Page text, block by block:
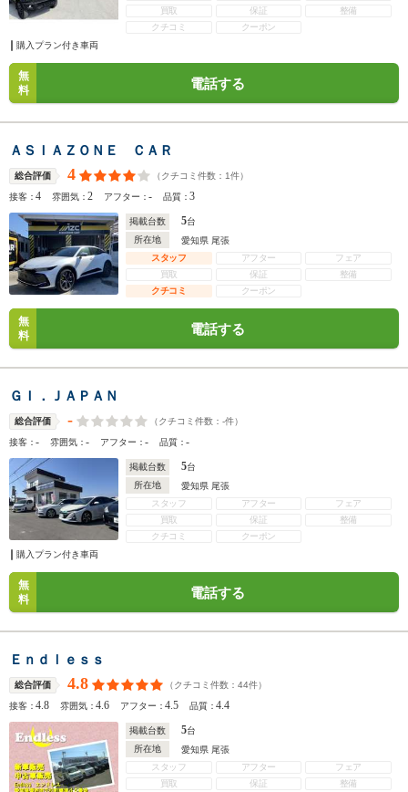
買取
保証
整備
クチコミ
クーポン
購入プラン付き車両
無
料
電話する
ＡＳＩＡＺＯＮＥ ＣＡＲ
総合評価 4 （クチコミ件数： 1件）
接客：4 雰囲気：2 アフター：- 品質：3
掲載台数 5台
所在地
愛知県 尾張
スタッフ
アフター
フェア
買取
保証
整備
クチコミ
クーポン
無
料
電話する
ＧＩ．ＪＡＰＡＮ
総合評価 - （クチコミ件数： -件）
接客：- 雰囲気：- アフター：- 品質：-
掲載台数 5台
所在地
愛知県 尾張
スタッフ
アフター
フェア
買取
保証
整備
クチコミ
クーポン
購入プラン付き車両
無
料
電話する
Ｅｎｄｌｅｓｓ
総合評価 4.8 （クチコミ件数： 44件）
接客：4.8 雰囲気：4.6 アフター：4.5 品質：4.4
掲載台数 5台
所在地
愛知県 尾張
スタッフ
アフター
フェア
買取
保証
整備